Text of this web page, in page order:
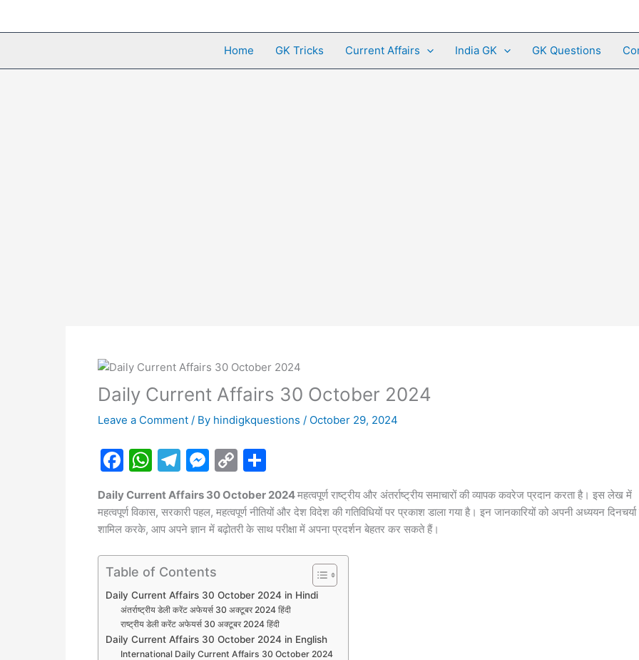
Home GK Tricks Current Affairs India GK GK Questions
Daily Current Affairs 30 October 2024
Leave a Comment / By hindigkquestions / October 29, 2024
F
c
e
b
o
o
k
W
at
s
A
p
p
T
el
e
gr
a
m
M
s
s
e
n
g
er
C
p
y
Li
k
ar
e
Daily Current Affairs 30 October 2024महत्वपूर्ण राष्ट्रीय और अंतर्राष्ट्रीय समाचारों की व्यापक कवरेज प्रदान करता है। इस लेख में
महत्वपूर्ण विकास, सरकारी पहल, महत्वपूर्ण नीतियों और देश विदेश की गतिविधियों पर प्रकाश डाला गया है। इन जानकारियों को अपनी अध्ययन
शामिल करके, आप अपने ज्ञान में बढ़ोतरी के साथ परीक्षा में अपना प्रदर्शन बेहतर कर सकते हैं।
Table of Contents
Daily Current Affairs 30 October 2024 in Hindi
अंतर्राष्ट्रीय डेली करेंट अफेयर्स 30 अक्टूबर 2024 हिंदी
राष्ट्रीय डेली करेंट अफेयर्स 30 अक्टूबर 2024 हिंदी
Daily Current Affairs 30 October 2024 in English
International Daily Current Affairs 30 October 2024